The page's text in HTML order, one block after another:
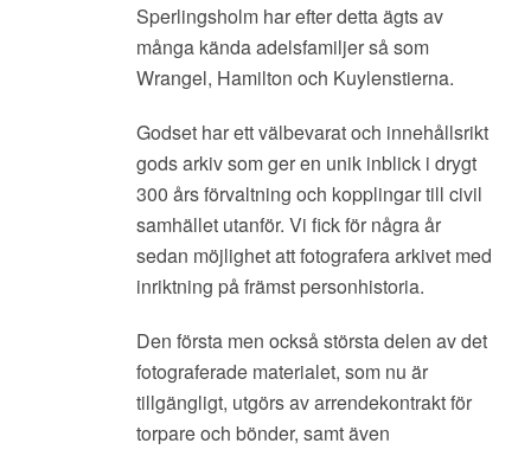
Sperlingsholm har efter detta ägts av
många kända adelsfamiljer så som
Wrangel, Hamilton och Kuylenstierna.
Godset har ett välbevarat och innehållsrikt
gods arkiv som ger en unik inblick i drygt
300 års förvaltning och kopplingar till civil
samhället utanför. Vi fick för några år
sedan möjlighet att fotografera arkivet med
inriktning på främst personhistoria.
Den första men också största delen av det
fotograferade materialet, som nu är
tillgängligt, utgörs av arrendekontrakt för
torpare och bönder, samt även